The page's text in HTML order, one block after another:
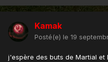
Kamak
Posté(e) le 19
j'espère des buts de Martial et